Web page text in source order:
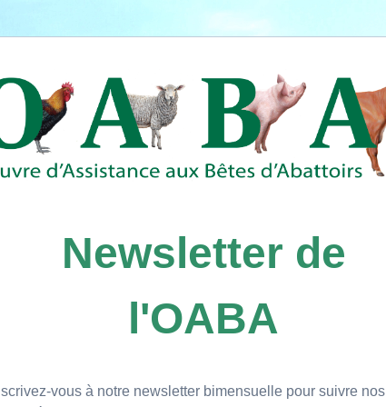
Newsletter de
l'OABA
vous à notre newsletter bimensuelle pour suivre nos